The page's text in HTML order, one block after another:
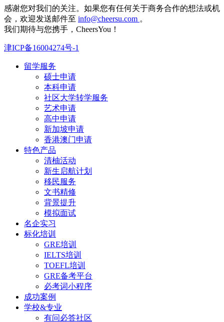
感谢您对我们的关注。如果您有任何关于商务合作的想法或机
会，欢迎发送邮件至 info@cheersu.com 。
我们期待与您携手，CheersYou！
津ICP备16004274号-1
留学服务
硕士申请
本科申请
社区大学转学服务
艺术申请
高中申请
新加坡申请
香港澳门申请
特色产品
清柚活动
新生启航计划
移民服务
文书精修
背景提升
模拟面试
名企实习
标化培训
GRE培训
IELTS培训
TOEFL培训
GRE备考平台
必考词小程序
成功案例
学校&专业
有问必答社区